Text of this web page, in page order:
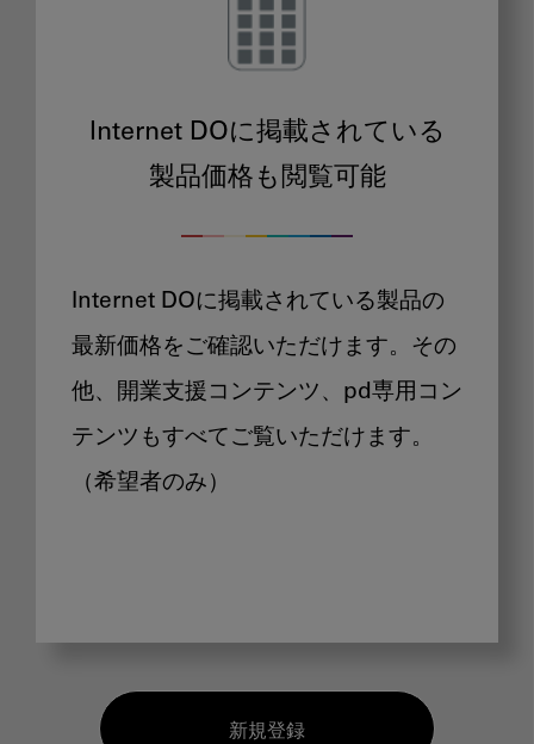
Internet DOに掲載されている
製品価格も閲覧可能
Internet DOに掲載されている製品の
最新価格をご確認いただけます。その
他、開業支援コンテンツ、pd専用コン
テンツもすべてご覧いただけます。
（希望者のみ）
新規登録